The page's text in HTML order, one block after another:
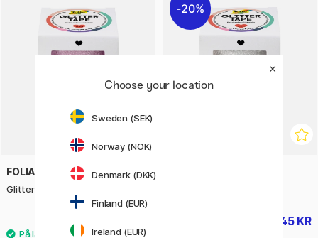
FOLIA
Glitter-Tape Lilla 3-pack
20%
45 KR
Choose your location
Sweden (SEK)
Norway (NOK)
Denmark (DKK)
Finland (EUR)
Ireland (EUR)